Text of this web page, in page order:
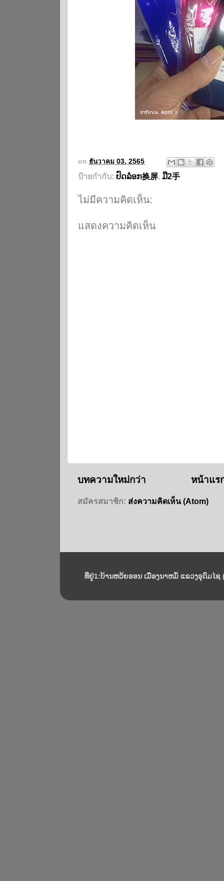
on ธันวาคม 03, 2565
ป้ายกำกับ: ປົດລ໋ອກ换屏, ມື2手
ไม่มีความคิดเห็น:
แสดงความคิดเห็น
บทความใหม่กว่า หน้าแร
สมัครสมาชิก: ส่งความคิดเห็น (Atom)
ທີ່ຢູ່1:ບ້ານຫວ້ຍອອນ ເມືອງນາຫມໍ້ ແຂວງອຸດົມໄຊ